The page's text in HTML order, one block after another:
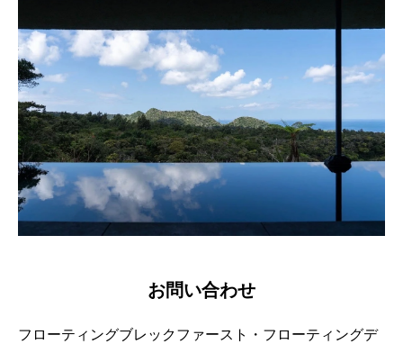
お問い合わせ
フローティングブレックファースト・フローティングデ